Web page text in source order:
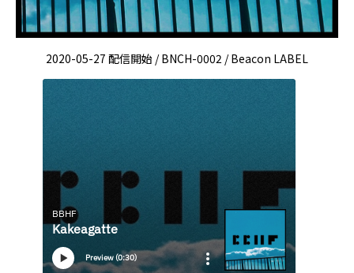
2020-05-27 配信開始 / BNCH-0002 / Beacon LABEL